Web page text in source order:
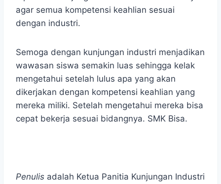
agar semua kompetensi keahlian sesuai
dengan industri.
Semoga dengan kunjungan industri menjadikan
wawasan siswa semakin luas sehingga kelak
mengetahui setelah lulus apa yang akan
dikerjakan dengan kompetensi keahlian yang
mereka miliki. Setelah mengetahui mereka bisa
cepat bekerja sesuai bidangnya. SMK Bisa.
Penulis adalah Ketua Panitia Kunjungan Industri